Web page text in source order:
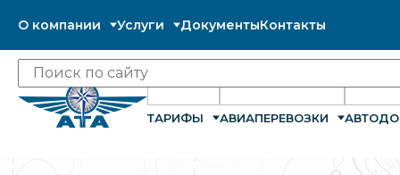
О компании Услуги ДокументыКонтакты
ТАРИФЫ АВИАПЕРЕВОЗКИ